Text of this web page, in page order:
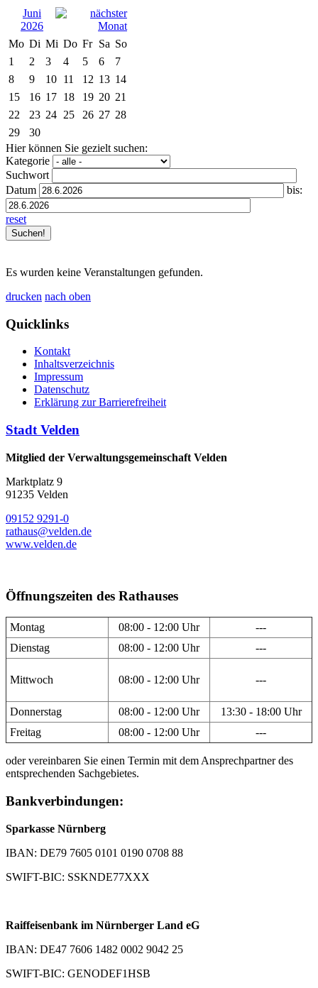
Juni
2026
Mo Di Mi Do Fr Sa So
1
2 3 4 5 6
7
8
9 10 11 12 13 14
15
16 17 18 19 20 21
22
23 24 25 26 27 28
29
30
Hier können Sie gezielt suchen:
Kategorie
Suchwort
Datum
bis:
reset
Es wurden keine Veranstaltungen gefunden.
drucken nach oben
Quicklinks
Kontakt
Inhaltsverzeichnis
Impressum
Datenschutz
Erklärung zur Barrierefreiheit
Stadt Velden
Mitglied der Verwaltungsgemeinschaft Velden
Marktplatz 9
91235 Velden
09152 9291-0
rathaus@velden.de
www.velden.de
Öffnungszeiten des Rathauses
Montag 08:00 - 12:00 Uhr
---
Dienstag
08:00 - 12:00 Uhr ---
Mittwoch 08:00 - 12:00 Uhr ---
Donnerstag 08:00 - 12:00 Uhr
13:30 - 18:00 Uhr
Freitag
08:00 - 12:00 Uhr ---
oder vereinbaren Sie einen Termin mit dem Ansprechpartner des
entsprechenden Sachgebietes.
Bankverbindungen:
Sparkasse Nürnberg
IBAN: DE79 7605 0101 0190 0708 88
SWIFT-BIC: SSKNDE77XXX
Raiffeisenbank im Nürnberger Land eG
IBAN: DE47 7606 1482 0002 9042 25
SWIFT-BIC: GENODEF1HSB